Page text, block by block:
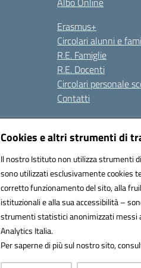
Cookies e altri strumenti di
Il nostro Istituto non utilizza strumenti
sono utilizzati esclusivamente cookies
corretto funzionamento del sito, alla
istituzionali e alla sua accessibilità –
strumenti statistici anonimizzati messi
Analytics Italia.
Per saperne di più sul nostro sito,
Erasmus+
Circolari alunni e
R.E. Famiglie
R.E. Docenti
Circolari personale
Contatti